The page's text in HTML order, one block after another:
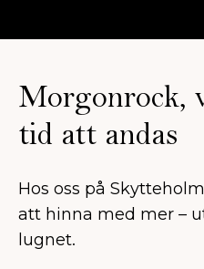
Morgonrock,
tid att andas
Hos oss på
att hinna med mer –
lugnet.